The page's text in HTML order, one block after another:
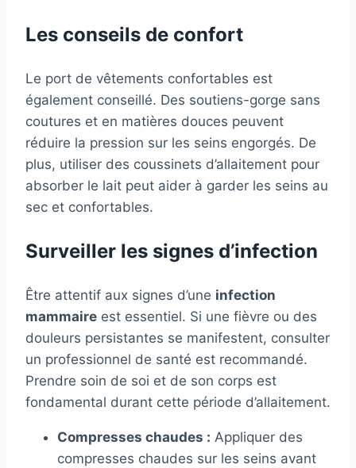
Les conseils de confort
Le port de vêtements confortables est
également conseillé. Des soutiens-gorge sans
coutures et en matières douces peuvent
réduire la pression sur les seins engorgés. De
plus, utiliser des coussinets d’allaitement pour
absorber le lait peut aider à garder les seins au
sec et confortables.
Surveiller les signes d’infection
Être attentif aux signes d’une infection
mammaire est essentiel. Si une fièvre ou des
douleurs persistantes se manifestent, consulter
un professionnel de santé est recommandé.
Prendre soin de soi et de son corps est
fondamental durant cette période d’allaitement.
Compresses chaudes : Appliquer des
compresses chaudes sur les seins avant